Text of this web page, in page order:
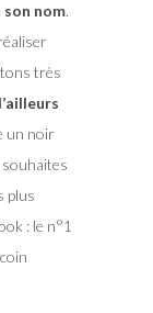
nom.
très
un noir
plus
: le n°1